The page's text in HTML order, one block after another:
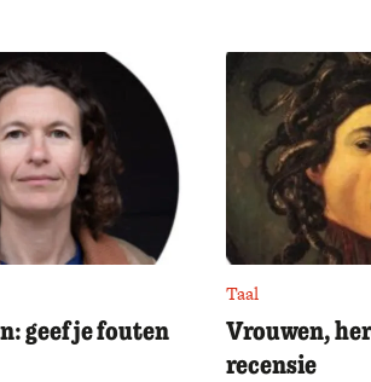
geef je fouten
Taal
Vrouwen,
recensie